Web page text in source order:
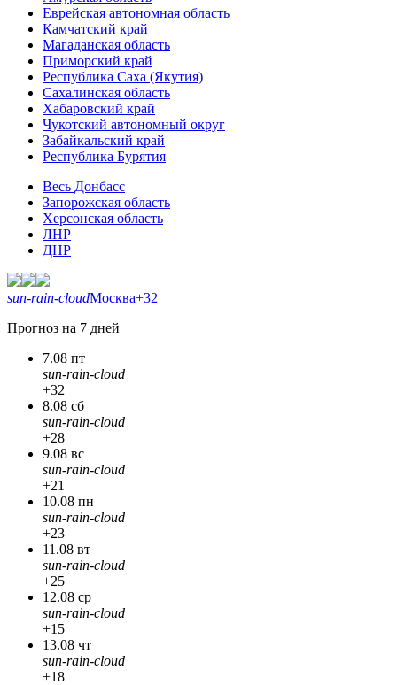
Еврейская автономная область
Камчатский край
Магаданская область
Приморский край
Республика Саха (Якутия)
Сахалинская область
Хабаровский край
Чукотский автономный округ
Забайкальский край
Республика Бурятия
Весь Донбасс
Запорожская область
Херсонская область
ЛНР
ДНР
sun-rain-cloudМосква+32
Прогноз на 7 дней
7.08 пт
sun-rain-cloud
+32
8.08 сб
sun-rain-cloud
+28
9.08 вс
sun-rain-cloud
+21
10.08 пн
sun-rain-cloud
+23
11.08 вт
sun-rain-cloud
+25
12.08 ср
sun-rain-cloud
+15
13.08 чт
sun-rain-cloud
+18